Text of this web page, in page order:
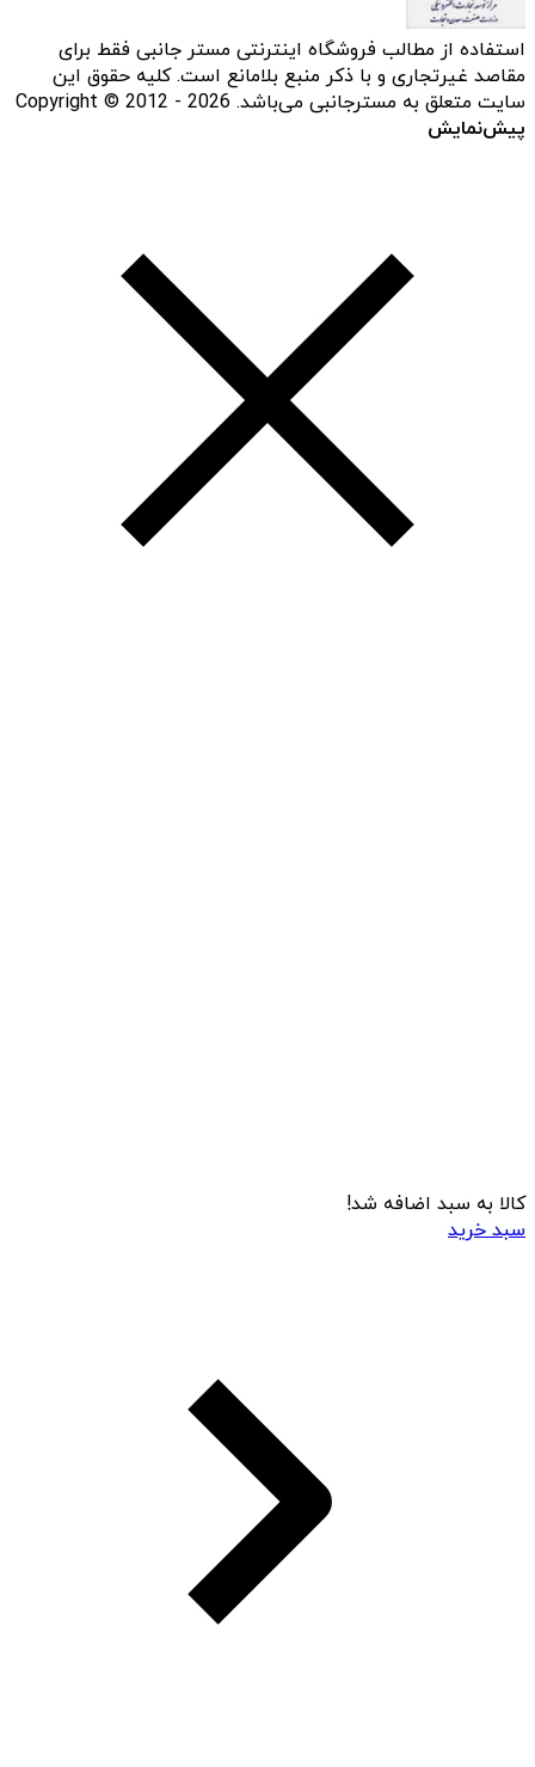
استفاده از مطالب فروشگاه اینترنتی مستر جانبی فقط برای
مقاصد غیرتجاری و با ذکر منبع بلامانع است. کلیه حقوق این
سایت متعلق به مسترجانبی می‌باشد. Copyright © 2012 - 2026
پیش‌نمایش
کالا به سبد اضافه شد!
سبد خرید